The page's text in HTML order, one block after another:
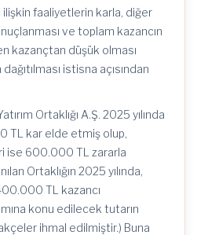
ilişkin faaliyetlerin karla, diğer
ve toplam kazancın
kazançtan düşük olması
dağıtılması istisna açısından
Ortaklığı A.Ş. 2025 yılında
TL kar elde etmiş olup,
ise 600.000 TL zararla
Ortaklığın 2025 yılında,
TL kazancı
konu edilecek tutarın
ihmal edilmiştir.) Buna